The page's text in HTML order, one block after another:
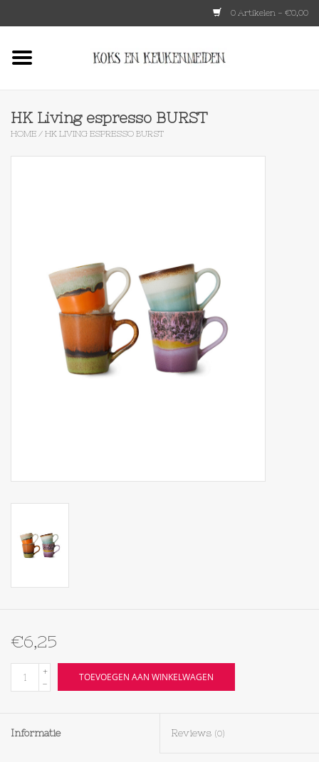
0 Artikelen - €0,00
Keukenspullen
Food
Boeken
Textiel
HK Living espresso BURST
HOME / HK LIVING ESPRESSO BURST
€6,25
+
-
TOEVOEGEN AAN WINKELWAGEN
Informatie Reviews (0)